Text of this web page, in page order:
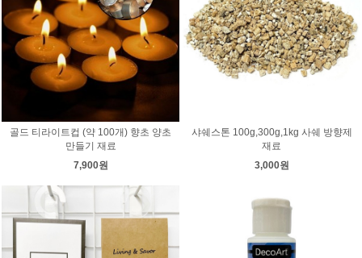
골드 티라이트컵 (약 100개) 향초 양초
만들기 재료
7,900원
샤쉐스톤 100g,300g,1kg 사쉐 방향제
재료
3,000원